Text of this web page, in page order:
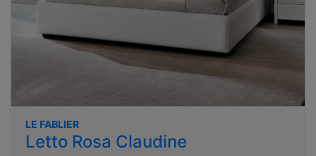
LE FABLIER
Letto Rosa Claudine